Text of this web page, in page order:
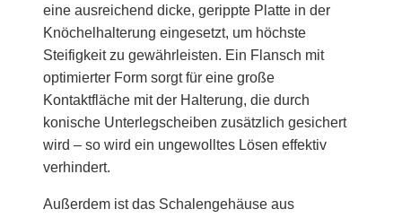
eine ausreichend dicke, gerippte Platte in der
Knöchelhalterung eingesetzt, um höchste
Steifigkeit zu gewährleisten. Ein Flansch mit
optimierter Form sorgt für eine große
Kontaktfläche mit der Halterung, die durch
konische Unterlegscheiben zusätzlich gesichert
wird – so wird ein ungewolltes Lösen effektiv
verhindert.
Außerdem ist das Schalengehäuse aus